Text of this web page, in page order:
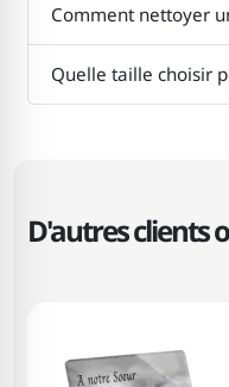
Comment nettoyer
Quelle taille choisir
D'autres clients